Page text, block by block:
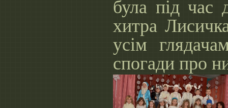
була під час
хитра
усім
спогади про